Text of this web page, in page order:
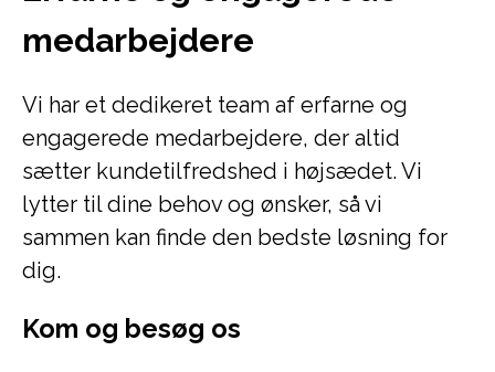
medarbejdere
Vi har et dedikeret team af erfarne og
engagerede medarbejdere, der altid
sætter kundetilfredshed i højsædet. Vi
lytter til dine behov og ønsker, så vi
sammen kan finde den bedste løsning for
dig.
Kom og besøg os